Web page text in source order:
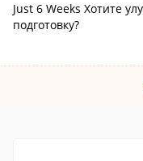
Just 6 Weeks Хотите
подготовку?